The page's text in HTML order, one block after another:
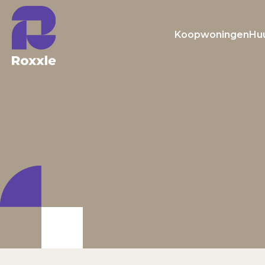
Koopwoningen